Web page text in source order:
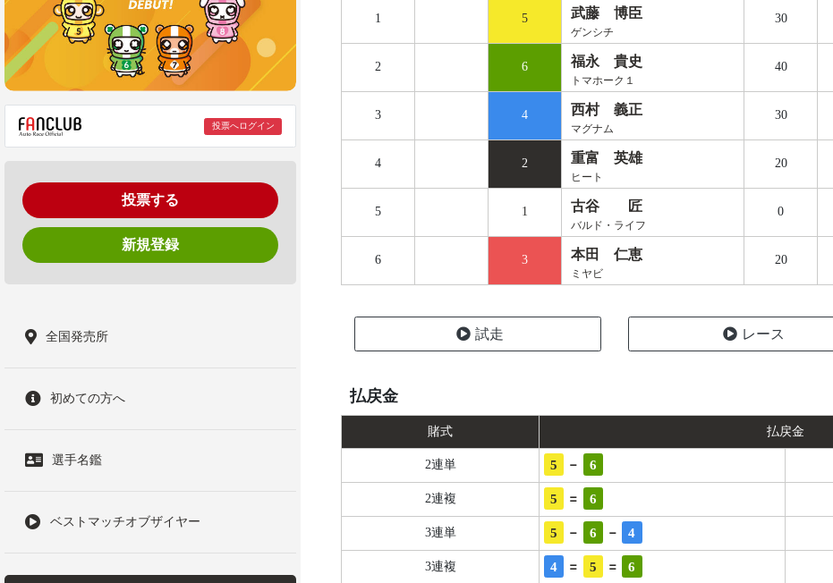
投票へログイン
投票する
新規登録
全国発売所
初めての方へ
選手名鑑
ベストマッチオブザイヤー
1 5 武藤 博臣
ゲンシチ
30
2 6 福永 貴史
トマホーク１
40
3 4 西村 義正
マグナム
30
4 2 重富 英雄
ヒート
20
5 1 古谷 匠
バルド・ライフ
0
6 3 本田 仁恵
ミヤビ
20
試走 レース
払戻金
賭式 払戻金
2連単 5 - 6
2連複 5 = 6
3連単 5 - 6 - 4
3連複 4 = 5 = 6